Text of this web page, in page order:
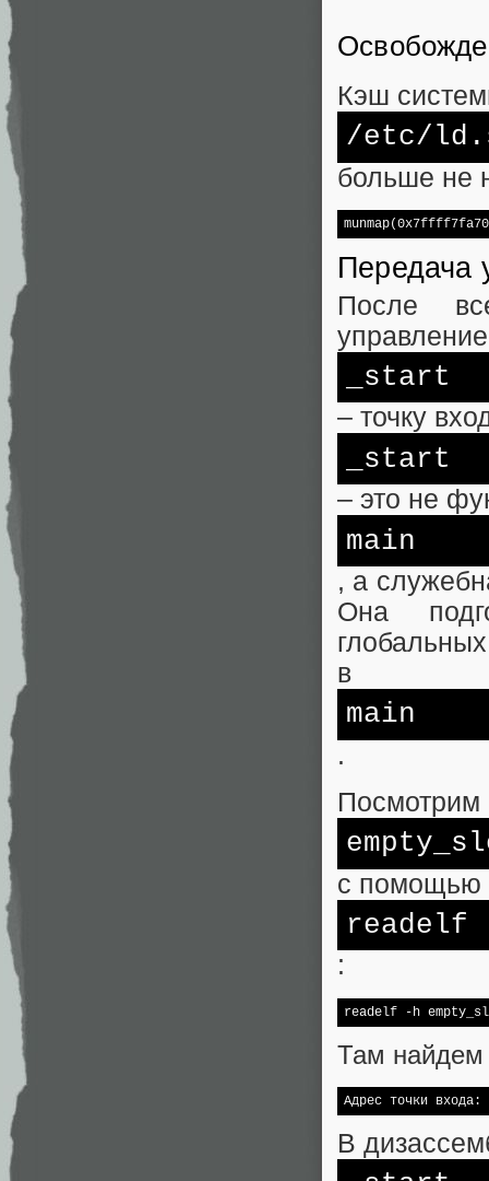
Кэш
/etc/
больше не
Передача
После
_start
– точку
_start
– это не
main
, а
Она
в
main
.
Посмотрим
с помощью
readelf
:
readelf -h
Там найдем
Адрес точки
В